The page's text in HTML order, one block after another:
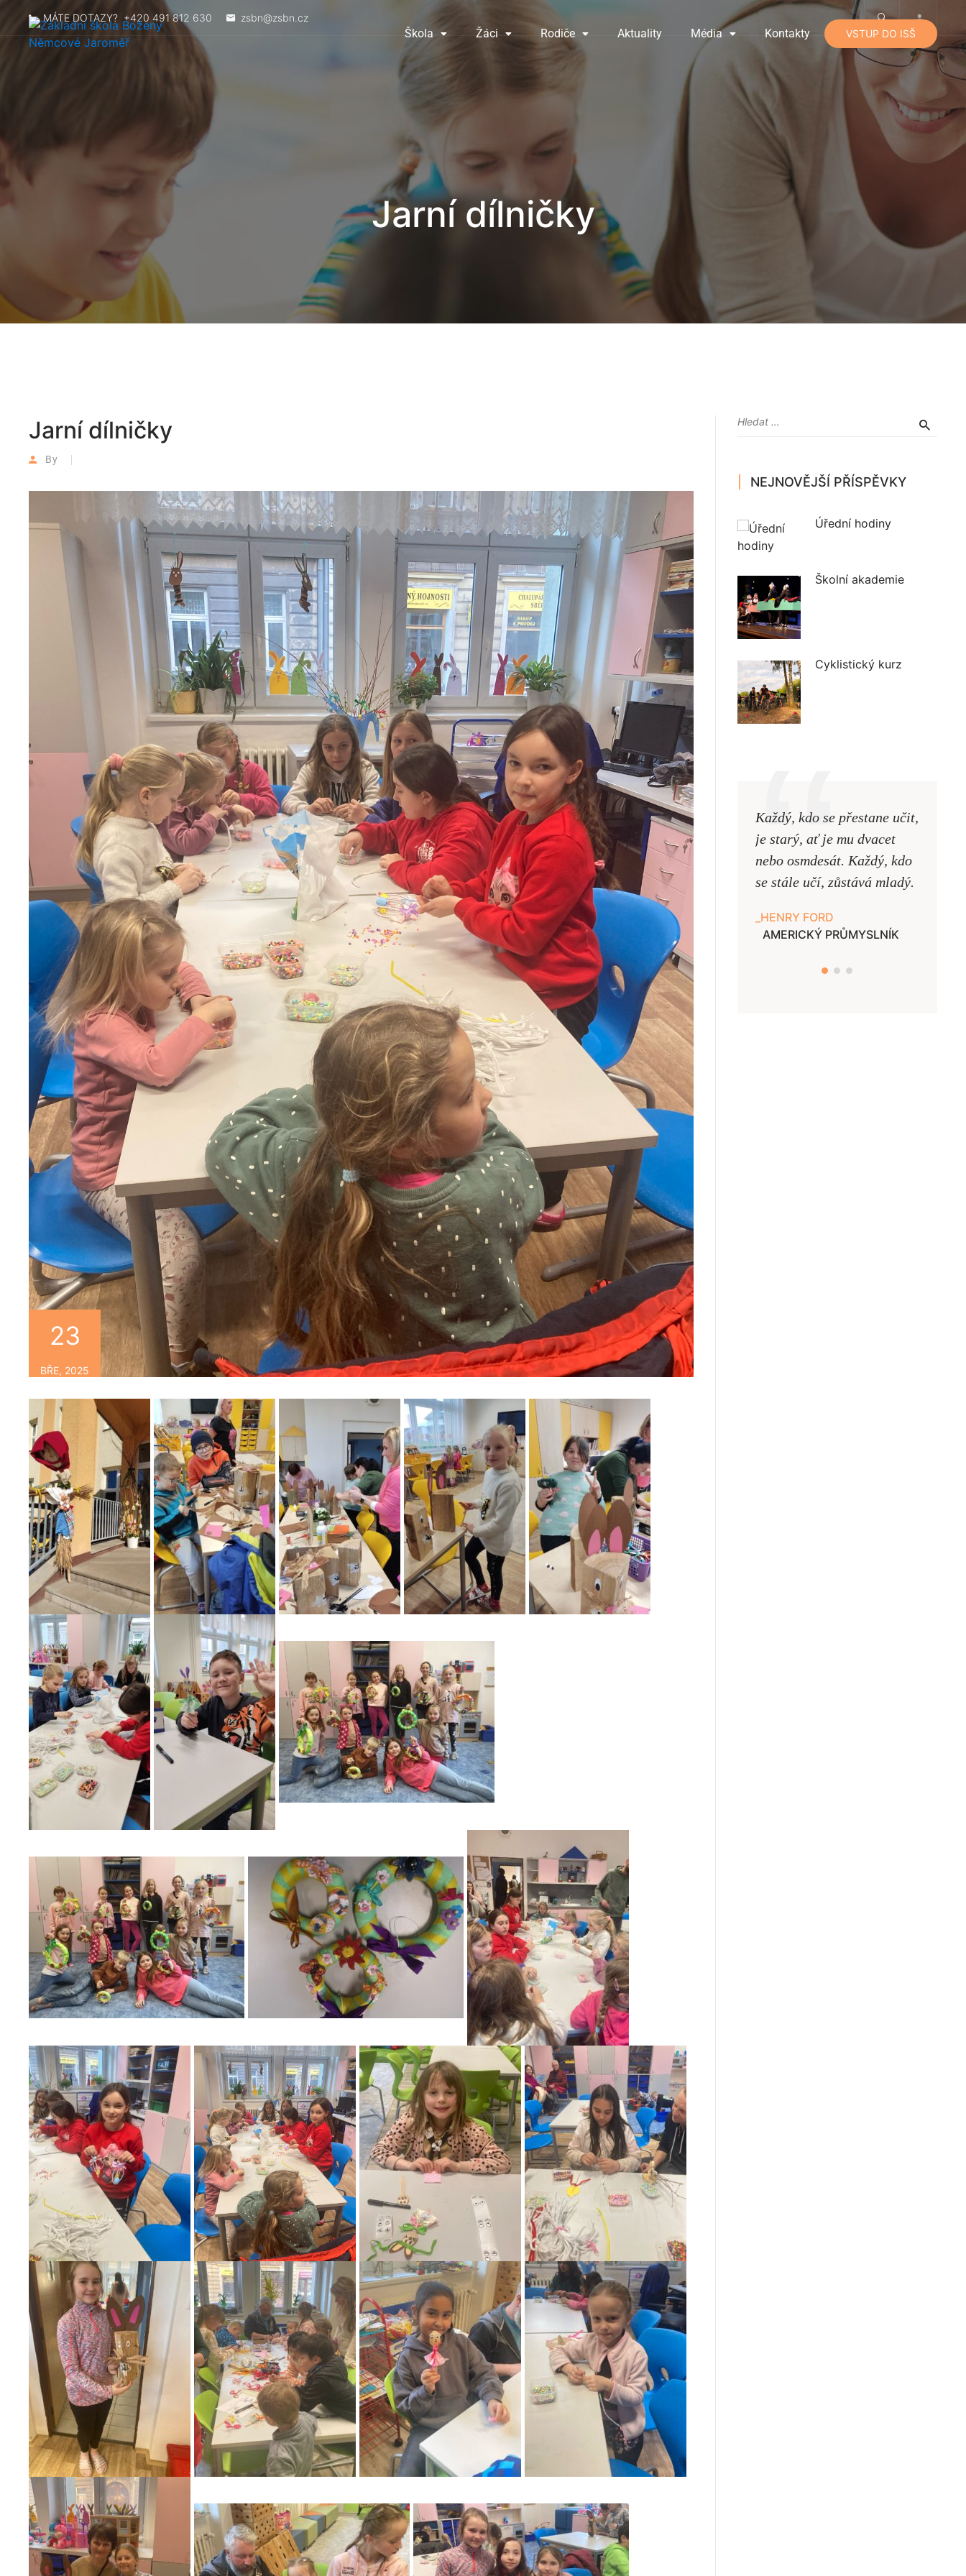
MÁTE DOTAZY? +420 491 812 630 zsbn@zsbn.cz
Škola Žáci Rodiče Aktuality Média Kontakty VSTUP DO ISŠ
Jarní dílničky
Jarní dílničky
By
23
BŘE, 2025
NEJNOVĚJŠÍ PŘÍSPĚVKY
Úřední hodiny
Školní akademie
Cyklistický kurz
Každý, kdo se přestane učit,
je starý, ať je mu dvacet
nebo osmdesát. Každý, kdo
se stále učí, zůstává mladý.
HENRY FORD
AMERICKÝ PRŮMYSLNÍK